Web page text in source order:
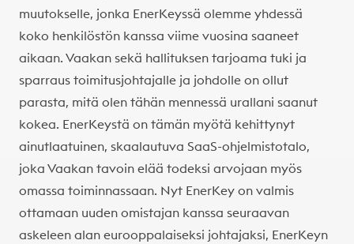
muutokselle, jonka EnerKeyssä olemme yhdessä
koko henkilöstön kanssa viime vuosina saaneet
aikaan. Vaakan sekä hallituksen tarjoama tuki ja
sparraus toimitusjohtajalle ja johdolle on ollut
parasta, mitä olen tähän mennessä urallani saanut
kokea. EnerKeystä on tämän myötä kehittynyt
ainutlaatuinen, skaalautuva SaaS-ohjelmistotalo,
joka Vaakan tavoin elää todeksi arvojaan myös
omassa toiminnassaan. Nyt EnerKey on valmis
ottamaan uuden omistajan kanssa seuraavan
askeleen alan eurooppalaiseksi johtajaksi, EnerKeyn